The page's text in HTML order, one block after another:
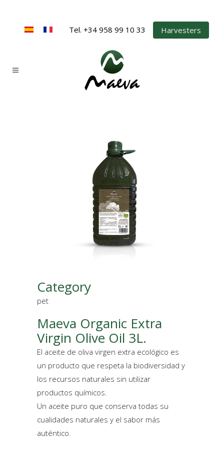
Tel. +34 958 99 10 33 Harvesters
Category
pet
Maeva Organic Extra
Virgin Olive Oil 3L.
El aceite de oliva virgen extra ecológico es
un producto que respeta la biodiversidad y
los recursos naturales sin utilizar
productos químicos.
Un aceite puro que conserva todas su
cualidades naturales y el sabor más
auténtico.